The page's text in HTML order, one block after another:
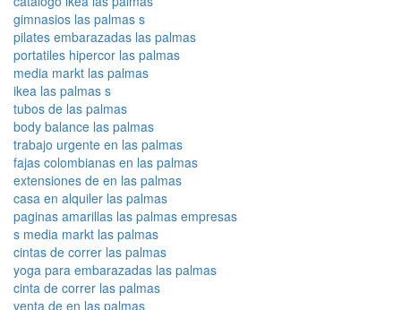
gimnasios las palmas s
pilates embarazadas las palmas
portatiles hipercor las palmas
media markt las palmas
ikea las palmas s
tubos de las palmas
body balance las palmas
trabajo urgente en las palmas
fajas colombianas en las palmas
extensiones de en las palmas
casa en alquiler las palmas
paginas amarillas las palmas empresas
s media markt las palmas
cintas de correr las palmas
yoga para embarazadas las palmas
cinta de correr las palmas
venta de en las palmas